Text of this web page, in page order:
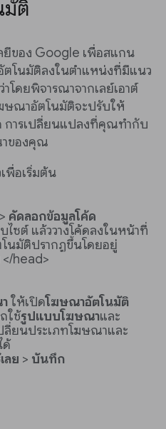
มัติ
ยีของ Google เพื่อสแกน
ตโนมัติลงในตำแหน่งที่มีแนว
าโดยพิจารณาจากเลย์เอาต์
ษณาอัตโนมัติจะปรับให้
การเปลี่ยนแปลงที่คุณทำกับ
าของคุณ
พื่อเริ่มต้น
> คัดลอกข้อมูลโค้ด
ไซต์ แล้ววางโค้ดลงในหน้าที่
นมัติปรากฏขึ้นโดยอยู่
head>
ให้เปิดโฆษณาอัตโนมัติ
ใช้รูปแบบโฆษณาและ
ลี่ยนประเภทโฆษณาและ
ด้
ลย > บันทึก